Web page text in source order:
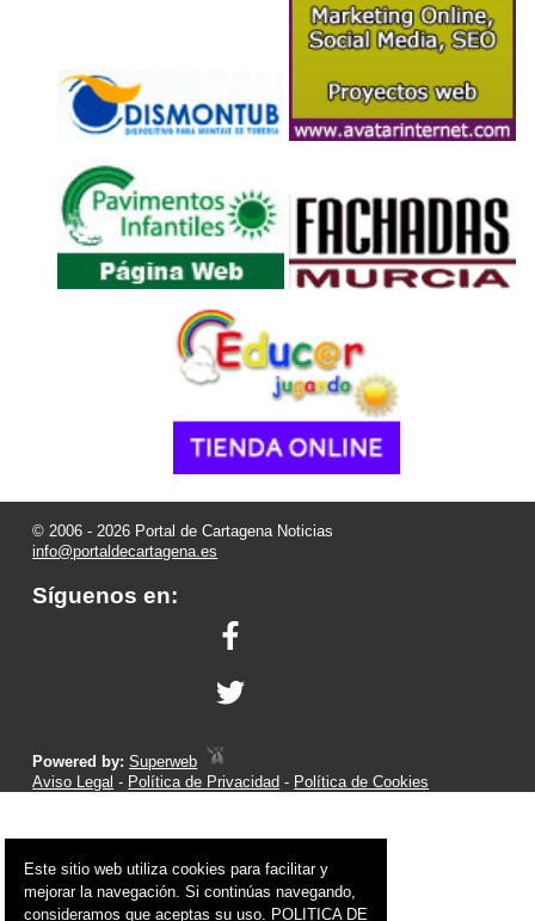
© 2006 - 2026 Portal de Cartagena Noticias
info@portaldecartagena.es
Síguenos en:
Powered by:Superweb
Aviso Legal - Política de Privacidad - Política de Cookies
Este sitio web utiliza cookies para facilitar y
mejorar la navegación. Si continúas navegando,
consideramos que aceptas su uso. POLITICA DE